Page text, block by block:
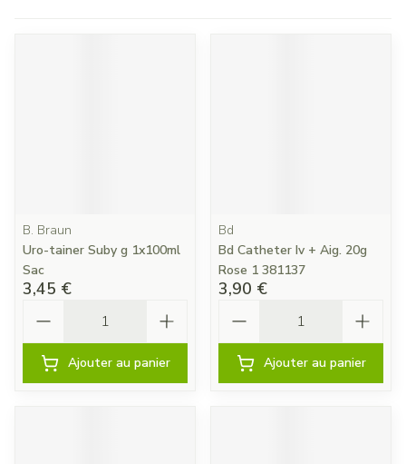
B. Braun
Uro-tainer Suby g 1x100ml
Sac
3,45 €
Ajouter au panier
Bd
Bd Catheter Iv + Aig. 20g
Rose 1 381137
3,90 €
Ajouter au panier